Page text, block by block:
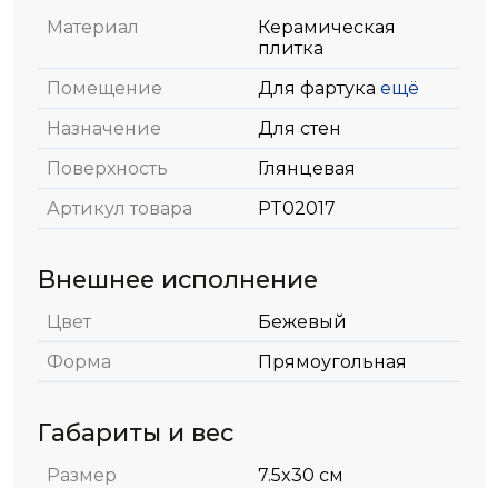
Материал
Керамическая
плитка
Помещение
Для фартука ещё
Назначение
Для стен
Поверхность
Глянцевая
Артикул товара
PT02017
Внешнее исполнение
Цвет
Бежевый
Форма
Прямоугольная
Габариты и вес
Размер 7.5x30 см